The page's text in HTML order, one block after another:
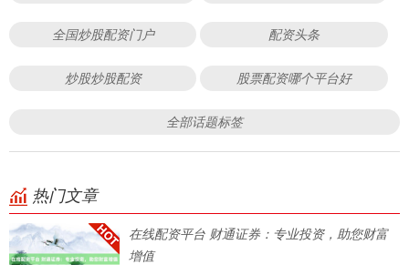
全国炒股配资门户 配资头条
炒股炒股配资 股票配资哪个平台好
全部话题标签
热门文章
在线配资平台 财通证券：专业投资，助您财富
增值